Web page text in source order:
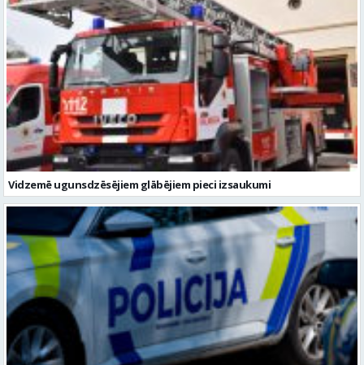
Vidzemē ugunsdzēsējiem glābējiem pieci izsaukumi